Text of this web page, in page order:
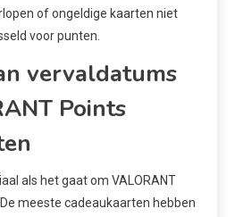
of ongeldige kaarten niet
voor punten.
vervaldatums
Points
als het gaat om VALORANT
meeste cadeaukaarten hebben